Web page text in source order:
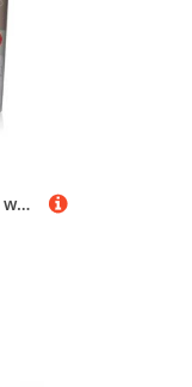
Hausa Anti Schimmel Farbe weiß Feuchtraum Wandfarbe hochdeckende Spezialfarbe für Keller Bad Küche dauerhafter Schutz gegen Schimmel an feuchten Oberflächen anwendbar atmungsaktiv abwaschbar, 3kg